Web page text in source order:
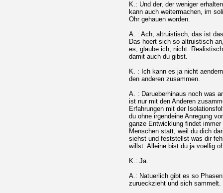
K.: Und der, der weniger
kann auch weitermachen, im
Ohr gehauen worden.
A. : Ach, altruistisch, das ist
Das hoert sich so altruistisch
es, glaube ich, nicht.
damit auch du gibst.
K. : Ich kann es ja nicht
den anderen zusammen.
A. : Darueberhinaus noch was
ist nur mit den Anderen
Erfahrungen mit der
du ohne irgendeine Anregung
ganze Entwicklung findet
Menschen statt, weil du dich
siehst und feststellst was dir
willst. Alleine bist du ja voellig
K.: Ja.
A.: Natuerlich gibt es so
zurueckzieht und sich